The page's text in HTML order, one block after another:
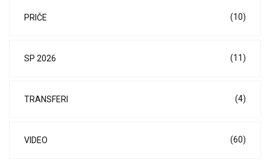
PRIČE (10)
SP 2026 (11)
TRANSFERI (4)
VIDEO (60)